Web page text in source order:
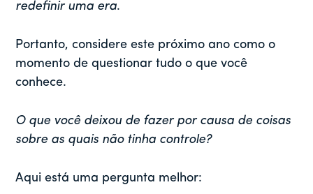
redefinir uma era.
Portanto, considere este próximo ano como o
momento de questionar tudo o que você
conhece.
O que você deixou de fazer por causa de coisas
sobre as quais não tinha controle?
Aqui está uma pergunta melhor: